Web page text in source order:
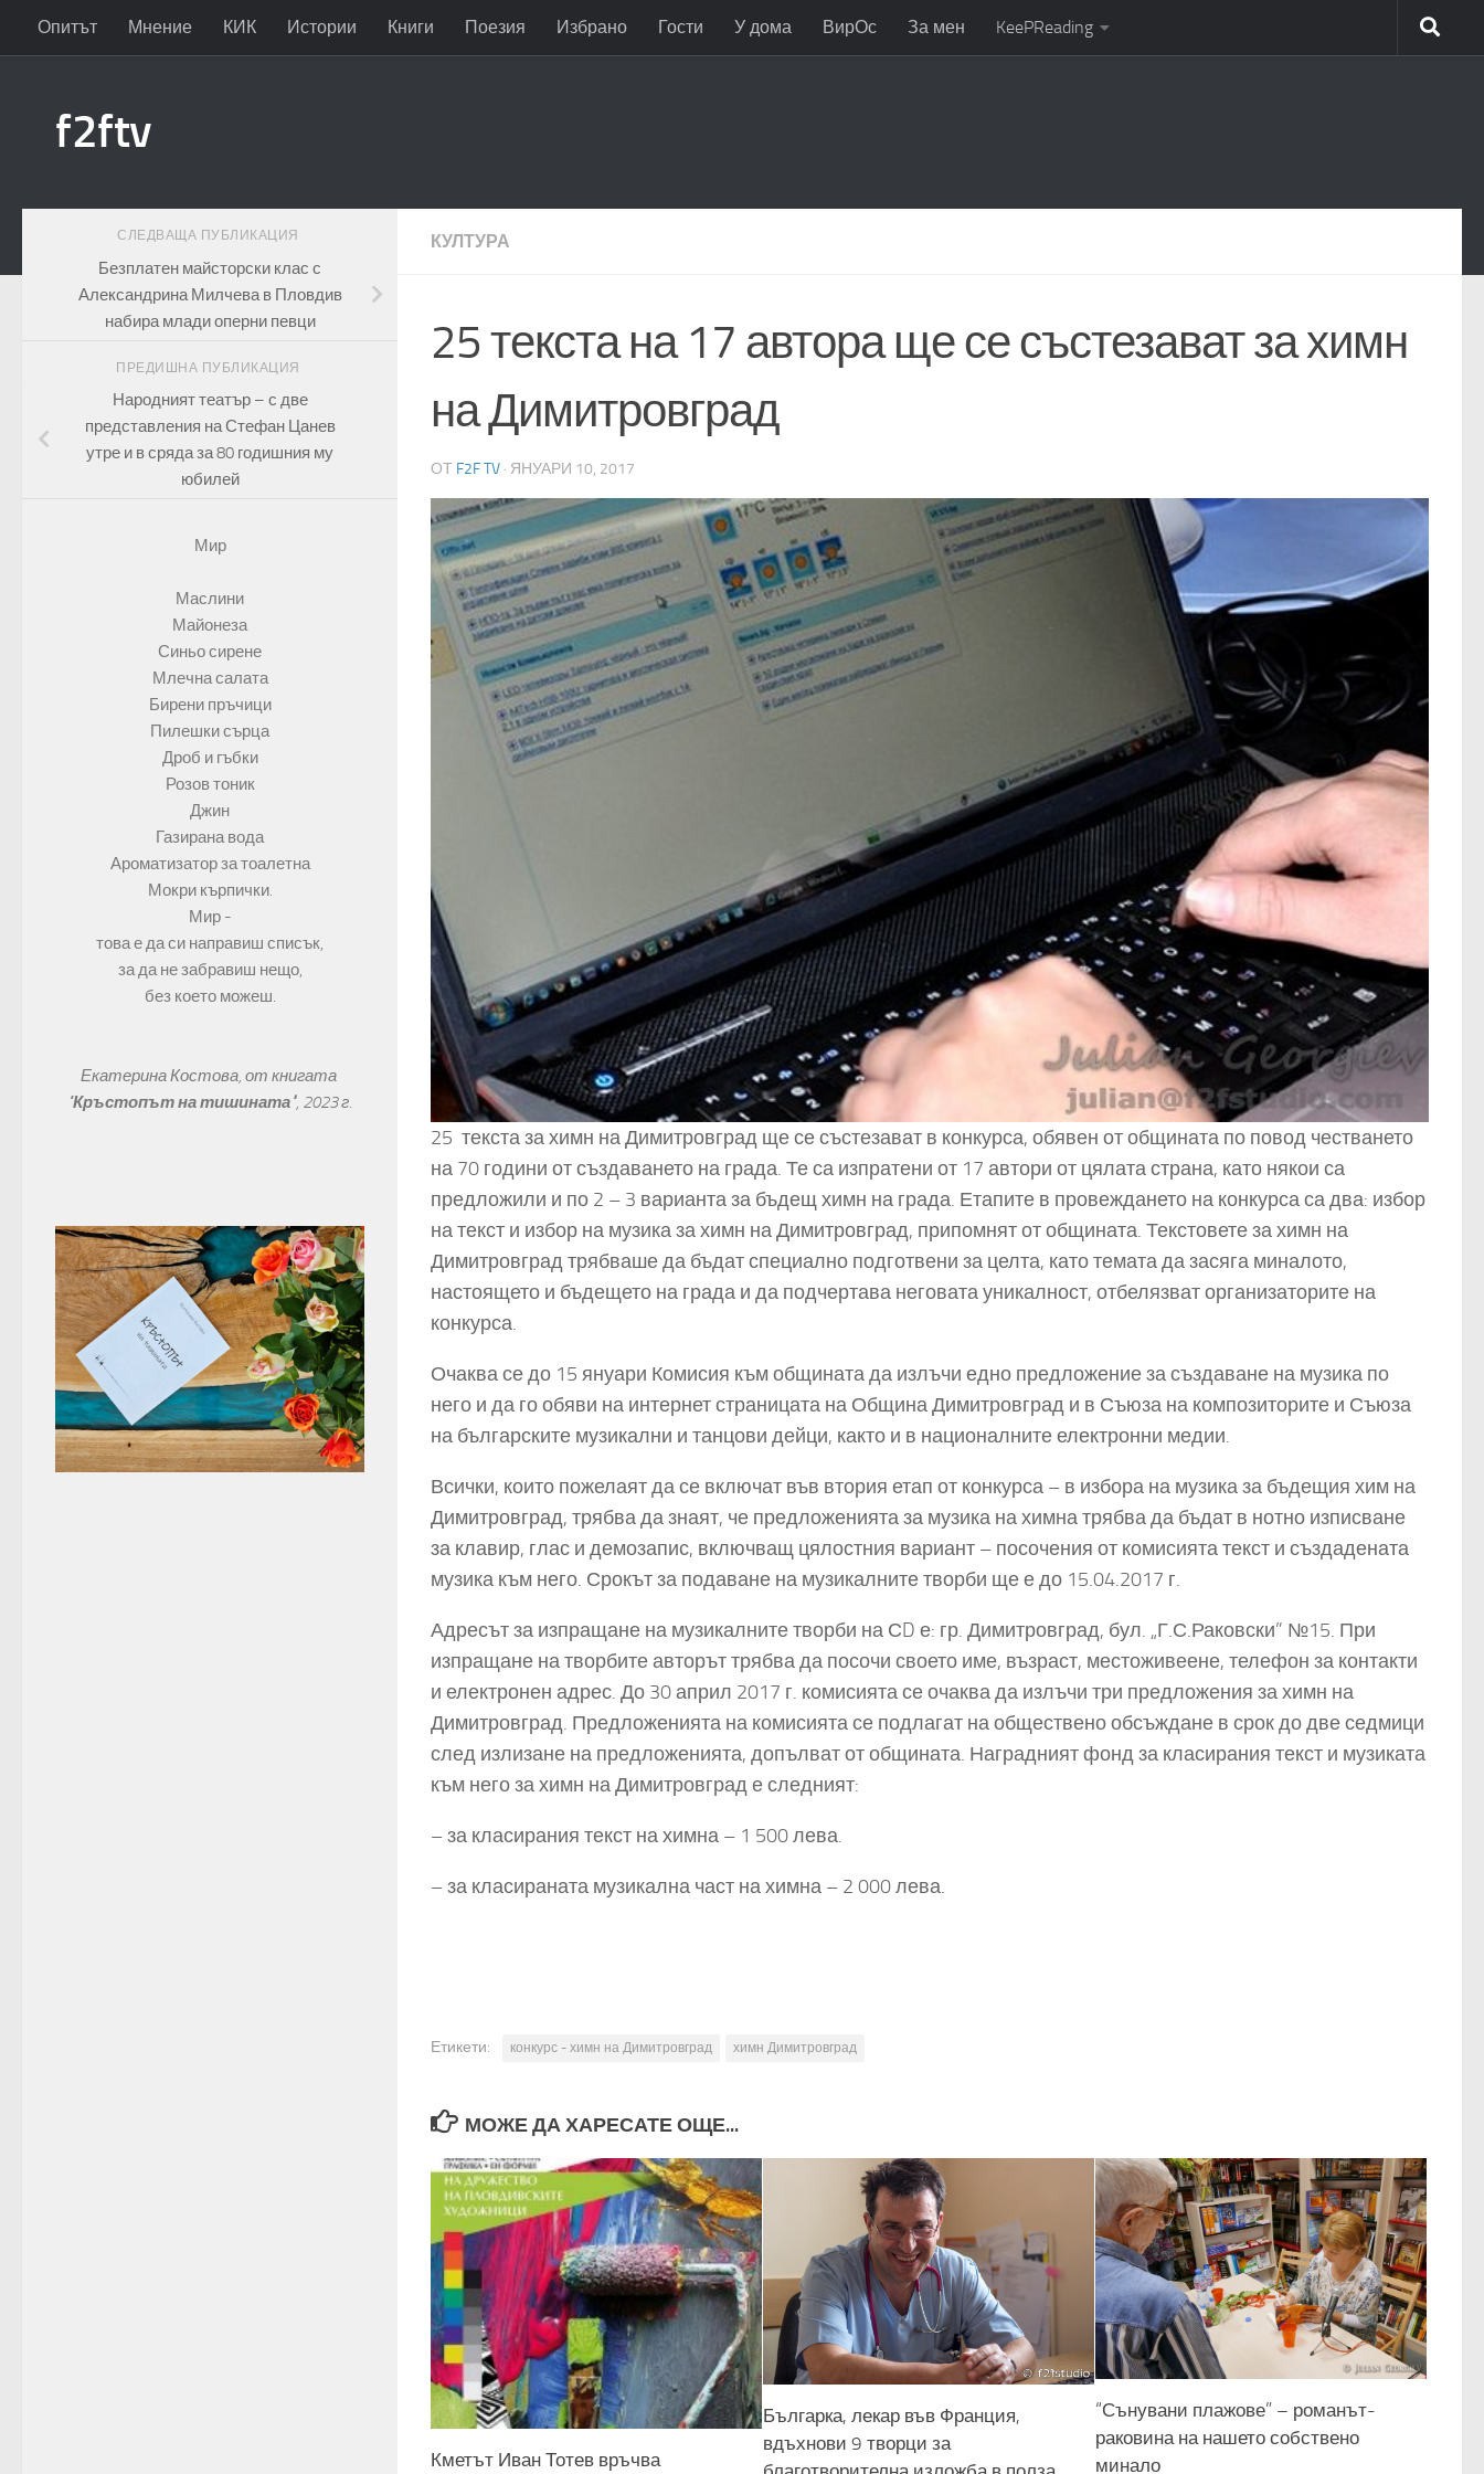
Към съдържанието
Опитът Мнение КИК Истории Книги Поезия Избрано Гости У дома ВирОс За мен KeePReading
f2ftv
КУЛТУРА
25 текста на 17 автора ще се състезават за химн
на Димитровград
ОТ F2F TV · ЯНУАРИ 10, 2017
25 текста за химн на Димитровград ще се състезават в конкурса, обявен от общината по повод честването
на 70 години от създаването на града. Те са изпратени от 17 автори от цялата страна, като някои са
предложили и по 2 – 3 варианта за бъдещ химн на града. Етапите в провеждането на конкурса са два: избор
на текст и избор на музика за химн на Димитровград, припомнят от общината. Текстовете за химн на
Димитровград трябваше да бъдат специално подготвени за целта, като темата да засяга миналото,
настоящето и бъдещето на града и да подчертава неговата уникалност, отбелязват организаторите на
конкурса.
Очаква се до 15 януари Комисия към общината да излъчи едно предложение за създаване на музика по
него и да го обяви на интернет страницата на Община Димитровград и в Съюза на композиторите и Съюза
на българските музикални и танцови дейци, както и в националните електронни медии.
Всички, които пожелаят да се включат във втория етап от конкурса – в избора на музика за бъдещия хим на
Димитровград, трябва да знаят, че предложенията за музика на химна трябва да бъдат в нотно изписване
за клавир, глас и демозапис, включващ цялостния вариант – посочения от комисията текст и създадената
музика към него. Срокът за подаване на музикалните творби ще е до 15.04.2017 г.
Адресът за изпращане на музикалните творби на СD е: гр. Димитровград, бул. „Г.С.Раковски” №15. При
изпращане на творбите авторът трябва да посочи своето име, възраст, местоживеене, телефон за контакти
и електронен адрес. До 30 април 2017 г. комисията се очаква да излъчи три предложения за химн на
Димитровград. Предложенията на комисията се подлагат на обществено обсъждане в срок до две седмици
след излизане на предложенията, допълват от общината. Наградният фонд за класирания текст и музиката
към него за химн на Димитровград е следният:
– за класирания текст на химна – 1 500 лева.
– за класираната музикална част на химна – 2 000 лева.
Етикети: конкурс - химн на Димитровград химн Димитровград
МОЖЕ ДА ХАРЕСАТЕ ОЩЕ...
Кметът Иван Тотев връчва
Българка, лекар във Франция,
вдъхнови 9 творци за
“Сънувани плажове” – романът-
раковина на нашето собствено
минало
СЛЕДВАЩА ПУБЛИКАЦИЯ
Безплатен майсторски клас с
Александрина Милчева в Пловдив
набира млади оперни певци
ПРЕДИШНА ПУБЛИКАЦИЯ
Народният театър – с две
представления на Стефан Цанев
утре и в сряда за 80 годишния му
юбилей
Мир
Маслини
Майонеза
Синьо сирене
Млечна салата
Бирени пръчици
Пилешки сърца
Дроб и гъбки
Розов тоник
Джин
Газирана вода
Ароматизатор за тоалетна
Мокри кърпички.
Мир -
това е да си направиш списък,
за да не забравиш нещо,
без което можеш.
Екатерина Костова, от книгата
"Кръстопът на тишината", 2023 г.